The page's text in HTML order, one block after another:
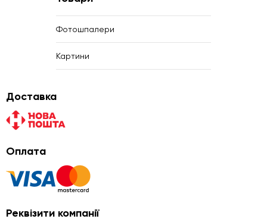
Фотошпалери
Картини
Доставка
Оплата
Реквізити компанії